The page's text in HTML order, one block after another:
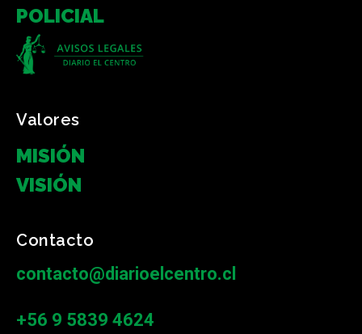
POLICIAL
Valores
MISIÓN
VISIÓN
Contacto
contacto@diarioelcentro.cl
+56 9 5839 4624